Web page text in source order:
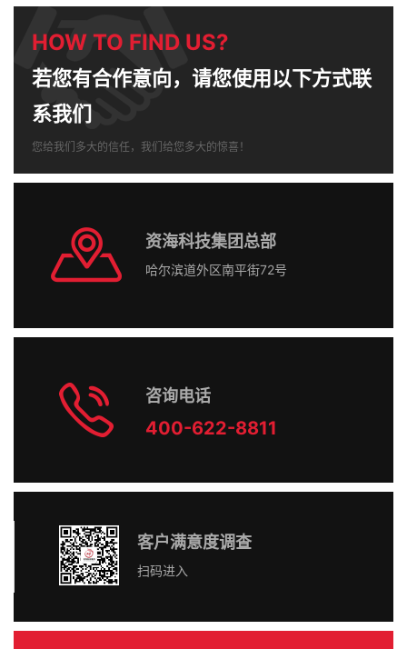
HOW TO FIND US?
若您有合作意向，请您使用以下方式联
系我们
您给我们多大的信任，我们给您多大的惊喜！
资海科技集团总部
哈尔滨道外区南平街72号
咨询电话
400-622-8811
客户满意度调查
扫码进入